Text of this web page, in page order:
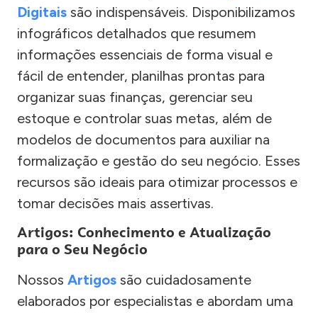
Digitais são indispensáveis. Disponibilizamos
infográficos detalhados que resumem
informações essenciais de forma visual e
fácil de entender, planilhas prontas para
organizar suas finanças, gerenciar seu
estoque e controlar suas metas, além de
modelos de documentos para auxiliar na
formalização e gestão do seu negócio. Esses
recursos são ideais para otimizar processos e
tomar decisões mais assertivas.
Artigos: Conhecimento e Atualização
para o Seu Negócio
Nossos Artigos são cuidadosamente
elaborados por especialistas e abordam uma